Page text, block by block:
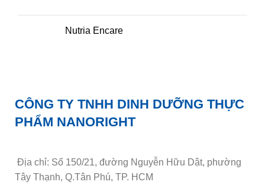
Nutria Encare
CÔNG TY TNHH DINH DƯỠNG THỰC
PHẨM NANORIGHT
Địa chỉ: Số 150/21, đường Nguyễn Hữu Dật, phường
Tây Thạnh, Q.Tân Phú, TP. HCM